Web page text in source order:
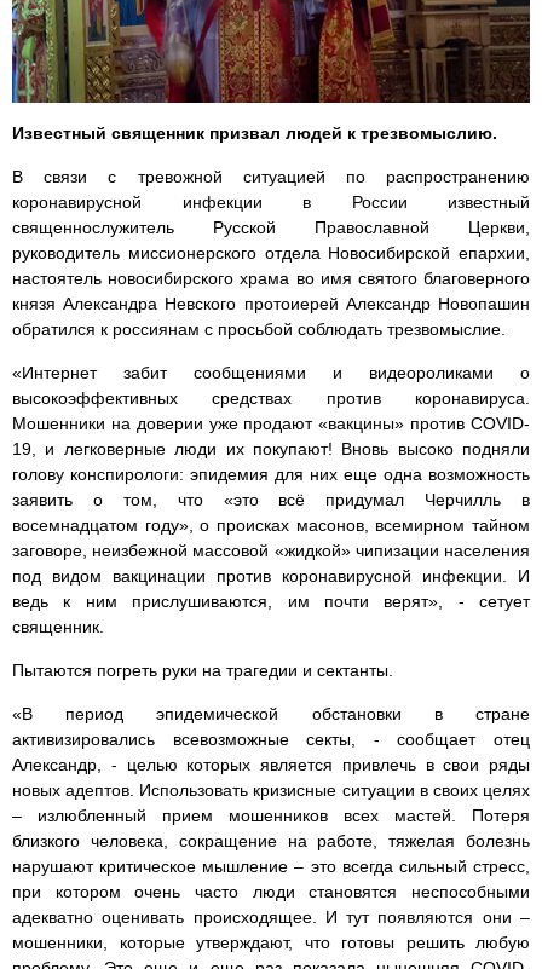
Известный священник призвал людей к трезвомыслию.
В связи с тревожной ситуацией по распространению
коронавирусной инфекции в России известный
священнослужитель Русской Православной Церкви,
руководитель миссионерского отдела Новосибирской епархии,
настоятель новосибирского храма во имя святого благоверного
князя Александра Невского протоиерей Александр Новопашин
обратился к россиянам с просьбой соблюдать трезвомыслие.
«Интернет забит сообщениями и видеороликами о
высокоэффективных средствах против коронавируса.
Мошенники на доверии уже продают «вакцины» против COVID-
19, и легковерные люди их покупают! Вновь высоко подняли
голову конспирологи: эпидемия для них еще одна возможность
заявить о том, что «это всё придумал Черчилль в
восемнадцатом году», о происках масонов, всемирном тайном
заговоре, неизбежной массовой «жидкой» чипизации населения
под видом вакцинации против коронавирусной инфекции. И
ведь к ним прислушиваются, им почти верят», - сетует
священник.
Пытаются погреть руки на трагедии и сектанты.
«В период эпидемической обстановки в стране
активизировались всевозможные секты, - сообщает отец
Александр, - целью которых является привлечь в свои ряды
новых адептов. Использовать кризисные ситуации в своих целях
– излюбленный прием мошенников всех мастей. Потеря
близкого человека, сокращение на работе, тяжелая болезнь
нарушают критическое мышление – это всегда сильный стресс,
при котором очень часто люди становятся неспособными
адекватно оценивать происходящее. И тут появляются они –
мошенники, которые утверждают, что готовы решить любую